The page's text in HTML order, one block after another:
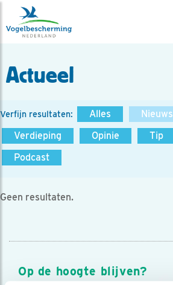
Actueel
Verfijn resultaten: Alles Nieuws
Verdieping
Opinie Tip
Podcast
Geen resultaten.
Op de hoogte blijven?